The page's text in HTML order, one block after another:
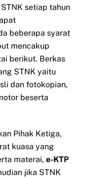
setiap tahun
beberapa syarat
mencakup
berikut. Berkas
STNK yaitu
dan fotokopian,
beserta
Pihak Ketiga,
kuasa yang
materai,e-KTP
jika STNK